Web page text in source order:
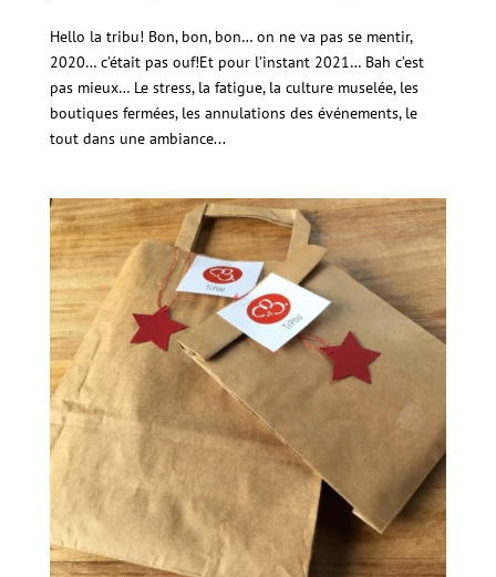
Hello la tribu! Bon, bon, bon… on ne va pas se mentir,
2020… c’était pas ouf!Et pour l’instant 2021… Bah c’est
pas mieux… Le stress, la fatigue, la culture muselée, les
boutiques fermées, les annulations des événements, le
tout dans une ambiance...